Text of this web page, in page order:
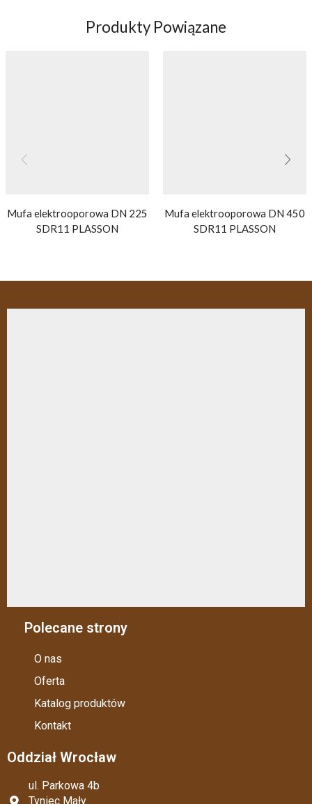
Produkty Powiązane
Mufa elektrooporowa DN 225
SDR11 PLASSON
Mufa elektrooporowa DN 450
SDR11 PLASSON
Polecane strony
O nas
Oferta
Katalog produktów
Kontakt
Oddział Wrocław
ul. Parkowa 4b
Tyniec Mały